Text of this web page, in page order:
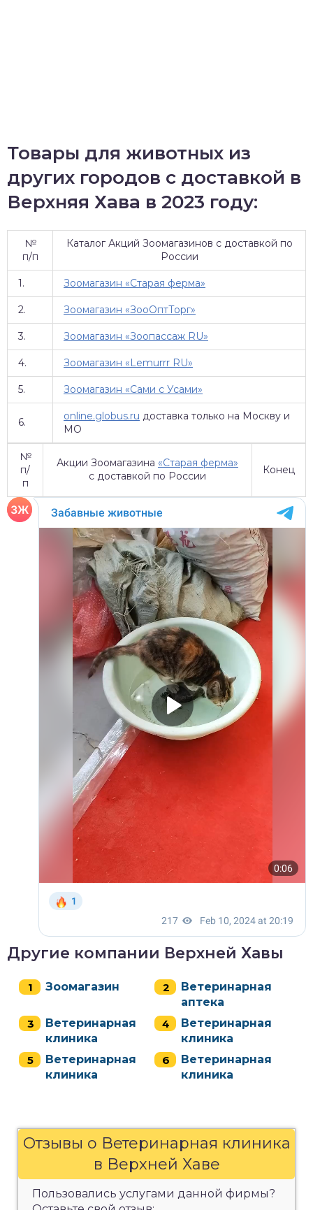
Товары для животных из
других городов с доставкой в
Верхняя Хава в 2023 году:
№
п/п
Каталог Акций Зоомагазинов с доставкой по
России
1. Зоомагазин «Старая ферма»
2. Зоомагазин «ЗооОптТорг»
3. Зоомагазин «Зоопассаж RU»
4. Зоомагазин «Lemurrr RU»
5. Зоомагазин «Сами с Усами»
6. online.globus.ru доставка только на Москву и
МО
№
п/
п
Акции Зоомагазина «Старая ферма»
с доставкой по России
Конец
Другие компании Верхней Хавы
Зоомагазин
Ветеринарная
аптека
Ветеринарная
клиника
Ветеринарная
клиника
Ветеринарная
клиника
Ветеринарная
клиника
Отзывы о Ветеринарная клиника
в Верхней Хаве
Пользовались услугами данной фирмы?